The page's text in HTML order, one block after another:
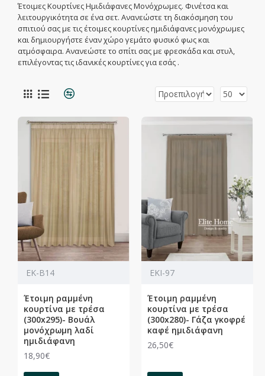
Έτοιμες Κουρτίνες Ημιδιάφανες Μονόχρωμες. Φινέτσα και
λειτουργικότητα σε ένα σετ. Ανανεώστε τη διακόσμηση του
σπιτιού σας με τις έτοιμες κουρτίνες ημιδιάφανες μονόχρωμες
και δημιουργήστε έναν χώρο γεμάτο φυσικό φως και
ατμόσφαιρα. Ανανεώστε το σπίτι σας με φρεσκάδα και στυλ,
επιλέγοντας τις ιδανικές κουρτίνες για εσάς .
ΕΚ-Β14
Έτοιμη ραμμένη
κουρτίνα με τρέσα
(300x295)- Βουάλ
μονόχρωμη λαδί
ημιδιάφανη
18,90€
ΕΚΙ-97
Έτοιμη ραμμένη
κουρτίνα με τρέσα
(300x280)- Γάζα γκοφρέ
καφέ ημιδιάφανη
26,50€